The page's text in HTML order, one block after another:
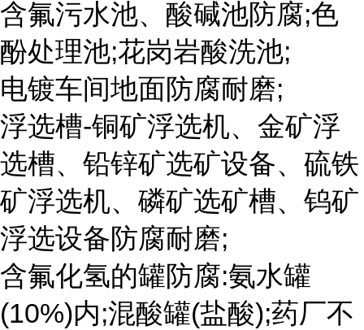
含氟污水池、酸碱池防腐;色
酚处理池;花岗岩酸洗池;
电镀车间地面防腐耐磨;
浮选槽-铜矿浮选机、金矿浮
选槽、铅锌矿选矿设备、硫铁
矿浮选机、磷矿选矿槽、钨矿
浮选设备防腐耐磨;
含氟化氢的罐防腐:氨水罐
(10%)内;混酸罐(盐酸);药厂不